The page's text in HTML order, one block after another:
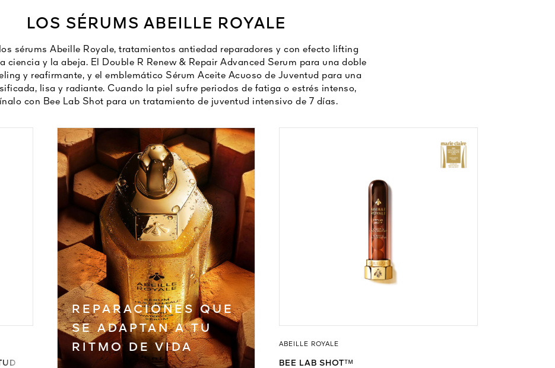
LOS SÉRUMS ABEILLE ROYALE
sérums Abeille Royale, tratamientos antiedad reparadores y con efecto lifting
ciencia y la abeja. El Double R Renew & Repair Advanced Serum para una doble
y reafirmante, y el emblemático Sérum Aceite Acuoso de Juventud para una
lisa y radiante. Cuando la piel sufre periodos de fatiga o estrés intenso,
con Bee Lab Shot para un tratamiento de juventud intensivo de 7 días.
REPARACIONES QUE
SE ADAPTAN A TU
RITMO DE VIDA
ABEILLE ROYALE
BEE LAB SHOTᵀᴹ